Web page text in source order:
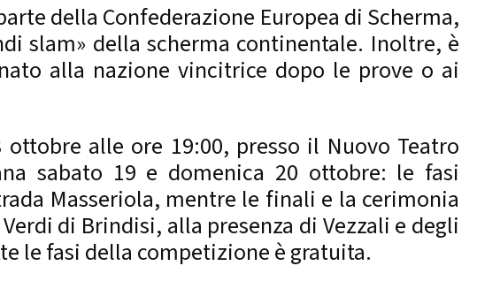
della Confederazione Europea di Scherma,
slam» della scherma continentale. Inoltre, è
alla nazione vincitrice dopo le prove o ai
alle ore 19:00, presso il Nuovo Teatro
sabato 19 e domenica 20 ottobre: le fasi
Masseriola, mentre le finali e la cerimonia
di Brindisi, alla presenza di Vezzali e degli
le fasi della competizione è gratuita.